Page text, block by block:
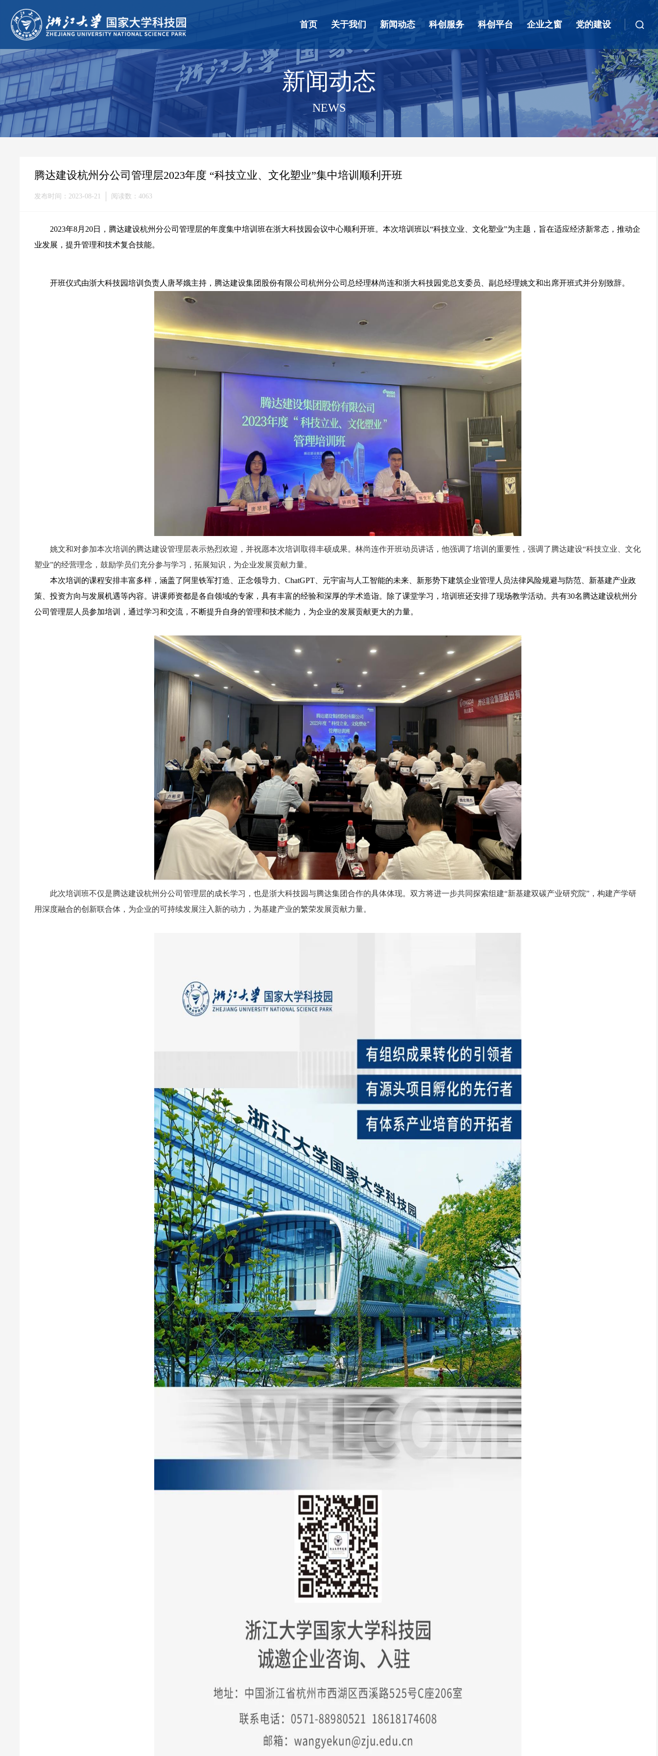
首页 关于我们 新闻动态 科创服务 科创平台 企业之窗 党的建设
新闻动态
NEWS
腾达建设杭州分公司管理层2023年度 “科技立业、文化塑业”集中培训顺利开班
发布时间：2023-08-21 阅读数：4063
2023年8月20日，腾达建设杭州分公司管理层的年度集中培训班在浙大科技园会议中心顺利开班。本次培训班以“科技立业、文化塑业”为主题，旨在适应经济新常态，推动企
业发展，提升管理和技术复合技能。
开班仪式由浙大科技园培训负责人唐琴娥主持，腾达建设集团股份有限公司杭州分公司总经理林尚连和浙大科技园党总支委员、副总经理姚文和出席开班式并分别致辞。
姚文和对参加本次培训的腾达建设管理层表示热烈欢迎，并祝愿本次培训取得丰硕成果。林尚连作开班动员讲话，他强调了培训的重要性，强调了腾达建设“科技立业、文化
塑业”的经营理念，鼓励学员们充分参与学习，拓展知识，为企业发展贡献力量。
本次培训的课程安排丰富多样，涵盖了阿里铁军打造、正念领导力、ChatGPT、元宇宙与人工智能的未来、新形势下建筑企业管理人员法律风险规避与防范、新基建产业政
策、投资方向与发展机遇等内容。讲课师资都是各自领域的专家，具有丰富的经验和深厚的学术造诣。除了课堂学习，培训班还安排了现场教学活动。共有30名腾达建设杭州分
公司管理层人员参加培训，通过学习和交流，不断提升自身的管理和技术能力，为企业的发展贡献更大的力量。
此次培训班不仅是腾达建设杭州分公司管理层的成长学习，也是浙大科技园与腾达集团合作的具体体现。双方将进一步共同探索组建“新基建双碳产业研究院”，构建产学研
用深度融合的创新联合体，为企业的可持续发展注入新的动力，为基建产业的繁荣发展贡献力量。